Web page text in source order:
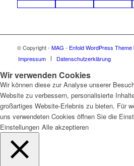
© Copyright - MAG - Enfold WordPress Theme
Impressum
Datenschutzerklärung
Wir verwenden Cookies
Wir können diese zur Analyse unserer
Website zu verbessern, personalisierte
großartiges Website-Erlebnis zu bieten. Für
uns verwendeten Cookies öffnen Sie die
Einstellungen Alle akzeptieren